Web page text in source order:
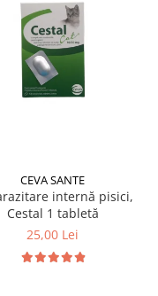
CEVA SANTE
internă pisici,
Cestal 1 tabletă
25,00 Lei